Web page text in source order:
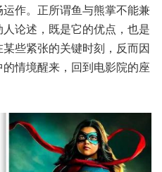
作。正所谓鱼与熊掌不能兼
论述，既是它的优点，也是
些紧张的关键时刻，反而因
情境醒来，回到电影院的座